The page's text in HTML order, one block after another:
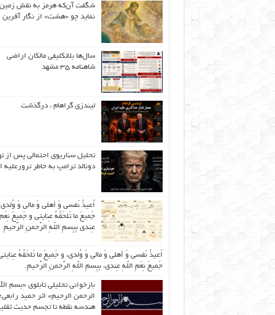
شگفت آن‌که هرمز به نقش زمین
نماید چو «هشت» از نگار آفرین
سال‌ها بلاتکلیفی مالکان اراضی
شاهنامه ۳۵ مشهد
لیندزی گراهام ، درگذشت
تحلیل سناریوی احتمالی پس از
دونالد ترامپ به خاطر ترورعلیه
اُعیذُ نَفسی وَ أهلی وَ مالی وَ
جَمیعَ ما تَلحَقُهُ عِنایتی و جَمیعَ نِعَمِ
عِندی بِبِسمِ اللّهِ الرَّحمنِ الرَّحیمِ
اُعیذُ نَفسی وَ أهلی وَ مالی وَ وُلدی، و جَمیعَ ما تَلحَقُهُ
جَمیعَ نِعَمِ اللّهِ عِندی، بِبِسمِ اللّهِ الرَّحمنِ الرَّحیمِ.
بازخوانی تحلیلی تابلوی «بسم
الرحمن الرحیم» اثر حمید رابعی؛
هندسه نقطه تا تجسم حدیث